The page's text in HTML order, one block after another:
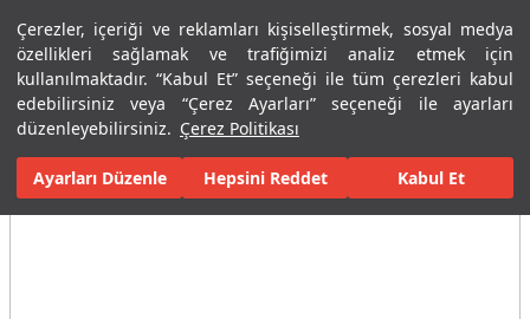
Çerezler, içeriği ve reklamları kişiselleştirmek, sosyal medya
özellikleri sağlamak ve trafiğimizi analiz etmek için
kullanılmaktadır. “Kabul Et” seçeneği ile tüm çerezleri kabul
edebilirsiniz veya “Çerez Ayarları” seçeneği ile ayarları
düzenleyebilirsiniz. Çerez Politikası
Ayarları Düzenle Hepsini Reddet Kabul Et
Menü Menü
Ana Sayfa Banyolar Armatürler Lavabo Bataryaları Tek
Tüm Görseller(3)